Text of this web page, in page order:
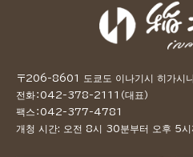
〒206-8601 도쿄도 이나기시 히가시
전화：042-378-2111（대표）
팩스：042-377-4781
개청 시간: 오전 8시 30분부터 오후 5시